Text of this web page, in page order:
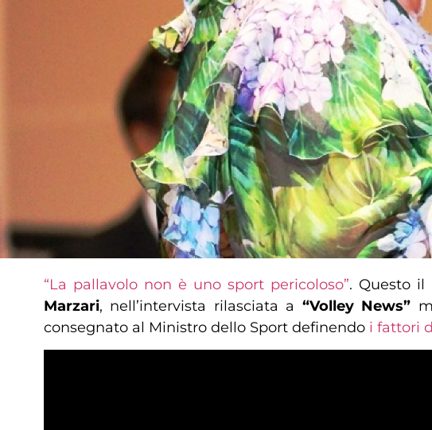
“La pallavolo non è uno sport pericoloso”. Questo il
Marzari, nell’intervista rilasciata a “Volley News”
consegnato al Ministro dello Sport definendo i fattori